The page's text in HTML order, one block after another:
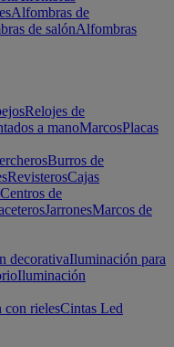
Alfombras de
de salónAlfombras
Relojes de
a manoMarcosPlacas
Burros de
RevisterosCajas
Centros de
JarronesMarcos de
decorativaIluminación para
Iluminación
con rielesCintas Led